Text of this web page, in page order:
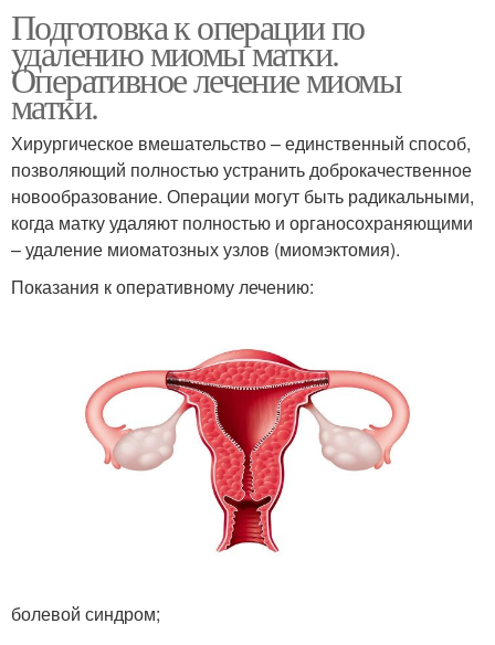
Подготовка к операции по
удалению миомы матки.
Оперативное лечение миомы
матки.
Хирургическое вмешательство – единственный способ,
позволяющий полностью устранить доброкачественное
новообразование. Операции могут быть радикальными,
когда матку удаляют полностью и органосохраняющими
– удаление миоматозных узлов (миомэктомия).
Показания к оперативному лечению:
болевой синдром;